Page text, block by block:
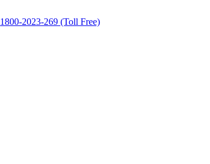
1800-2023-269 (Toll Free)